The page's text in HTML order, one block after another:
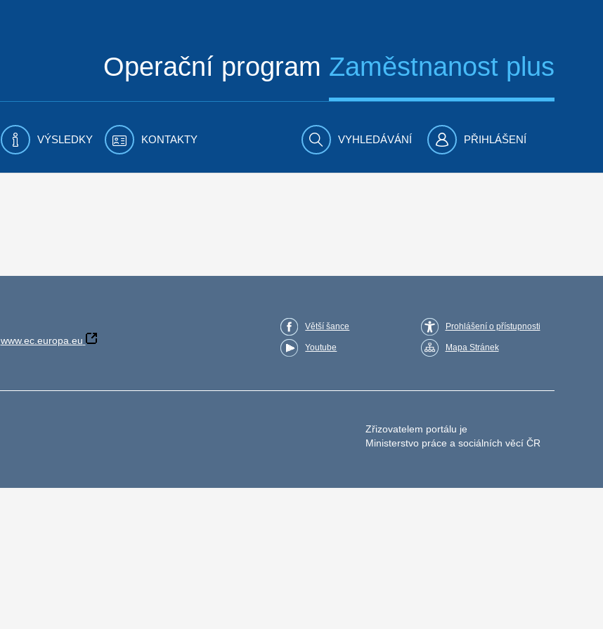
Operační program Zaměstnanost plus
VÝSLEDKY KONTAKTY VYHLEDÁVÁNÍ PŘIHLÁŠENÍ
www.ec.europa.eu
Větší šance
Youtube
Prohlášení o přístupnosti
Mapa Stránek
Zřizovatelem portálu je
Ministerstvo práce a sociálních věcí ČR